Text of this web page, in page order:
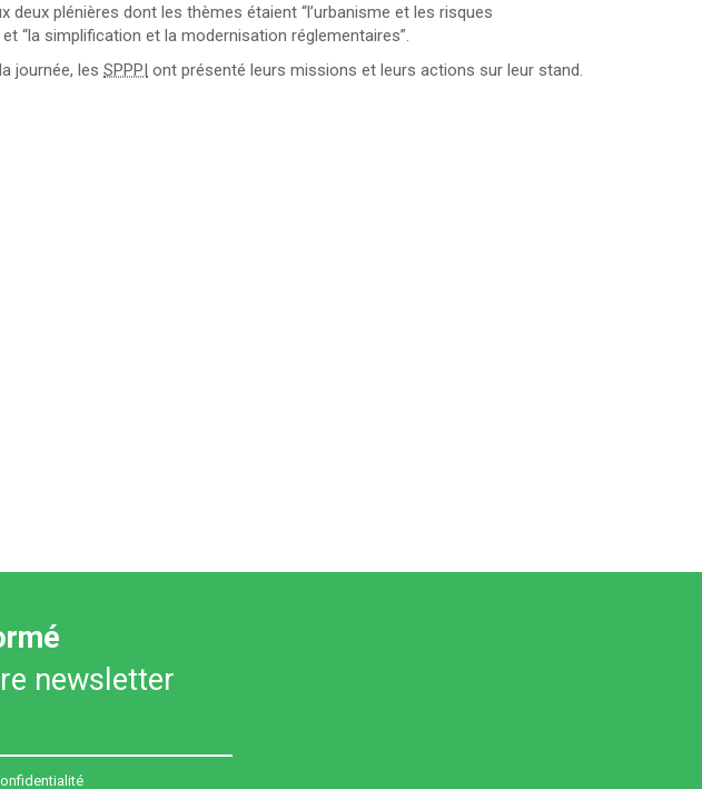
deux plénières dont les thèmes étaient “l’urbanisme et les risques
“la simplification et la modernisation réglementaires”.
journée, les SPPPI ont présenté leurs missions et leurs actions sur leur stand.
newsletter